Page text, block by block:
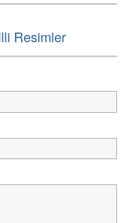
Resimler